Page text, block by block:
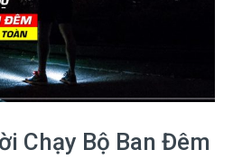
Chạy Bộ Ban Đêm